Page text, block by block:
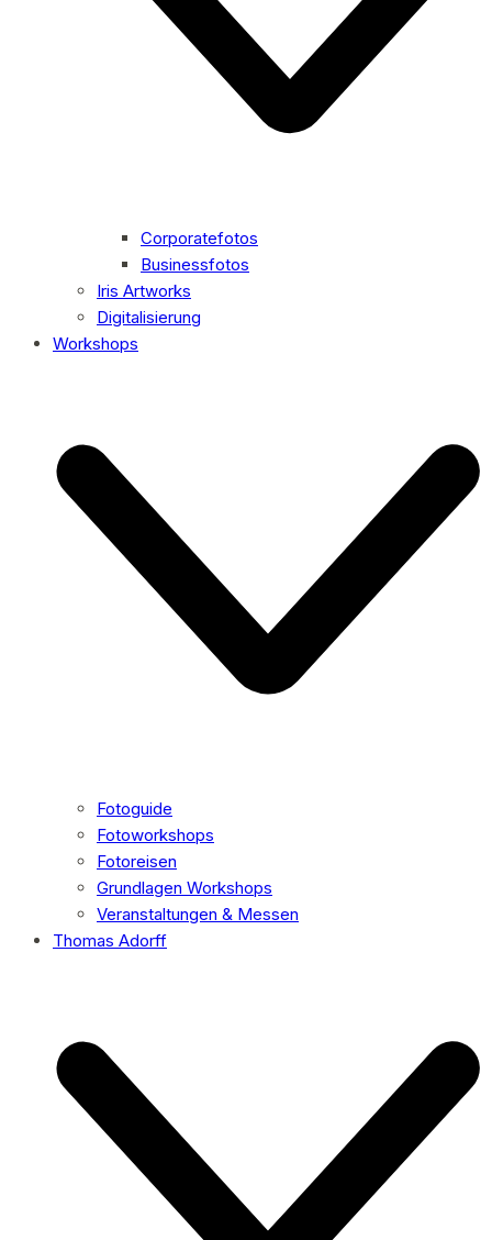
Corporatefotos
Businessfotos
Iris Artworks
Digitalisierung
Workshops
Fotoguide
Fotoworkshops
Fotoreisen
Grundlagen Workshops
Veranstaltungen & Messen
Thomas Adorff